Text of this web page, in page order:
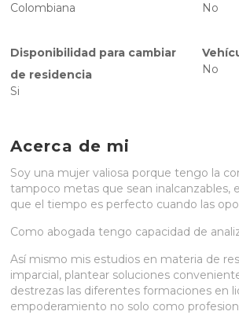
Colombiana
No
Disponibilidad para cambiar
de residencia
Si
No
Acerca de mi
Soy una mujer valiosa porque tengo la
tampoco metas que sean inalcanzables,
que el tiempo es perfecto cuando las
Como abogada tengo capacidad de
Así mismo mis estudios en materia de
imparcial, plantear soluciones
destrezas las diferentes formaciones en
empoderamiento no solo como